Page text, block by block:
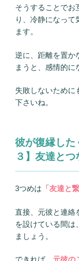
そうすることでお
り、冷静になって
ます。
逆に、距離を置か
まうと、感情的に
失敗しないために
下さいね。
彼が復縁した
３】友達とつ
3つめは 「友達と
直接、元彼と連絡
を設けている間は、
ましょう。
できれば、 元彼の